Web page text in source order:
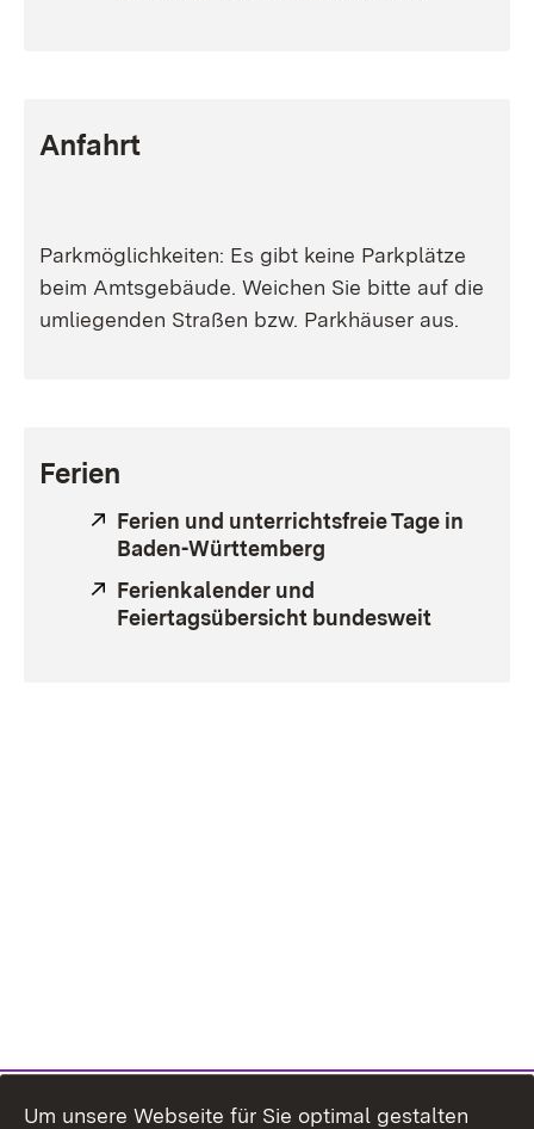
Anfahrt
Parkmöglichkeiten: Es gibt keine Parkplätze
beim Amtsgebäude. Weichen Sie bitte auf die
umliegenden Straßen bzw. Parkhäuser aus.
Ferien
Extern:
Ferien und unterrichtsfreie Tage in
Baden-Württemberg
Extern:
Ferienkalender und
Feiertagsübersicht bundesweit
Um unsere Webseite für Sie optimal gestalten